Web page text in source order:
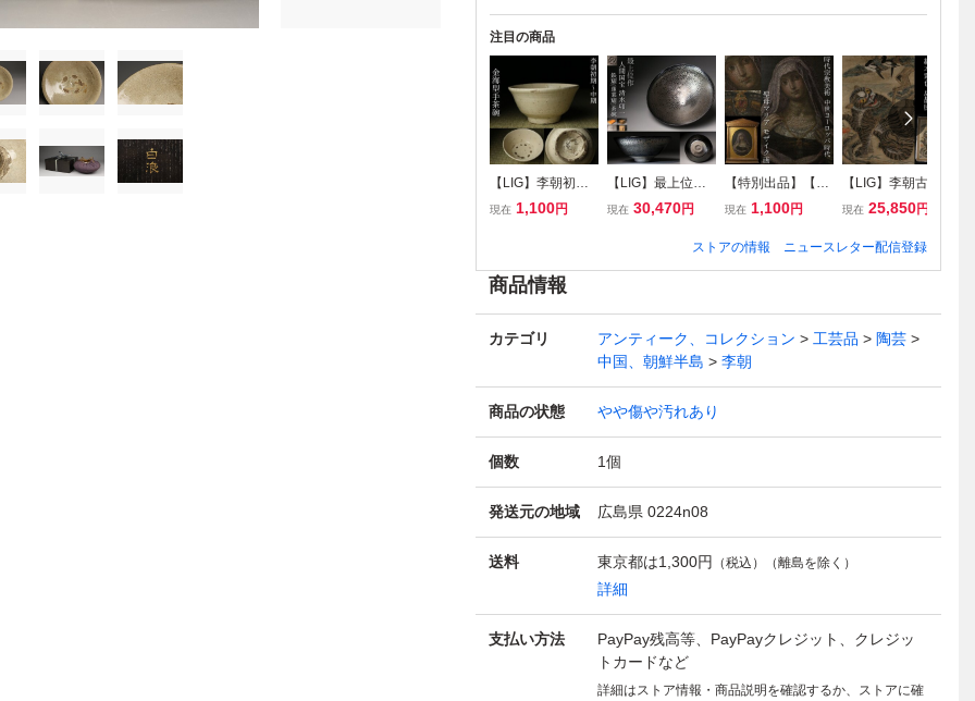
注目の商品
【LIG】李朝初期
～中期 金海型手茶
1
現在 1,100円
【LIG】最上位作
人間国宝 清水卯一
共箱 共布 栞 本物
現在 30,470円
【特別出品】【LI
G】時代宗教美術
代 聖母マリア モ
現在 1,100円
【LIG】李朝古民
画 紙本彩色 虎鵲
信仰画 カササギ
現在 25,850円
ストアの情報 ニュースレター配信登録
商品情報
カテゴリ アンティーク、コレクション 工芸品
陶芸
中国、朝鮮半島
李朝
商品の状態 やや傷や汚れあり
個数 1個
発送元の地域 広島県 0224n08
送料 東京都は1,300円 （税込）（離島を除く）
詳細
支払い方法
PayPay残高等、PayPayクレジット、クレジッ
トカードなど
詳細はストア情報・商品説明を確認するか、ストアに確